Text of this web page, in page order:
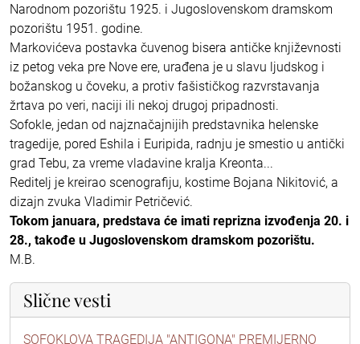
Narodnom pozorištu 1925. i Jugoslovenskom dramskom
pozorištu 1951. godine.
Markovićeva postavka čuvenog bisera antičke književnosti
iz petog veka pre Nove ere, urađena je u slavu ljudskog i
božanskog u čoveku, a protiv fašističkog razvrstavanja
žrtava po veri, naciji ili nekoj drugoj pripadnosti.
Sofokle, jedan od najznačajnijih predstavnika helenske
tragedije, pored Eshila i Euripida, radnju je smestio u antički
grad Tebu, za vreme vladavine kralja Kreonta...
Reditelj je kreirao scenografiju, kostime Bojana Nikitović, a
dizajn zvuka Vladimir Petričević.
Tokom januara, predstava će imati reprizna izvođenja 20. i
28., takođe u Jugoslovenskom dramskom pozorištu.
M.B.
Slične vesti
SOFOKLOVA TRAGEDIJA "ANTIGONA" PREMIJERNO